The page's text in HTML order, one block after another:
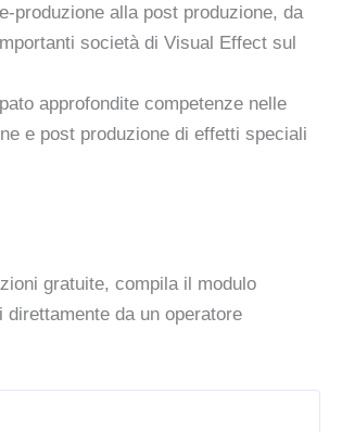
produzione alla post produzione, da
società di Visual Effect sul
approfondite competenze nelle
e post produzione di effetti speciali
gratuite, compila il modulo
da un operatore